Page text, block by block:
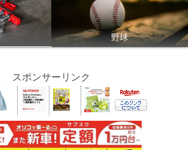
野球
スポンサーリンク